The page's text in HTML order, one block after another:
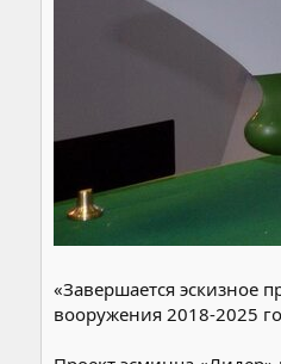
«Завершается эскизное
вооружения 2018-2025